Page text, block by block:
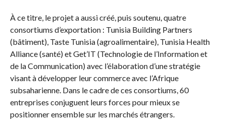
À ce titre, le projet a aussi créé, puis soutenu, quatre
consortiums d’exportation : Tunisia Building Partners
(bâtiment), Taste Tunisia (agroalimentaire), Tunisia Health
Alliance (santé) et Get’IT (Technologie de l’Information et
de la Communication) avec l’élaboration d’une stratégie
visant à développer leur commerce avec l’Afrique
subsaharienne. Dans le cadre de ces consortiums, 60
entreprises conjuguent leurs forces pour mieux se
positionner ensemble sur les marchés étrangers.